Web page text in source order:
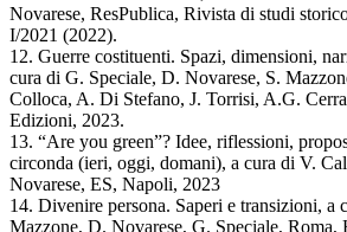
Novarese, ResPublica, Rivista di studi
I/2021 (2022).
12. Guerre costituenti. Spazi, dimensioni,
cura di G. Speciale, D. Novarese, S.
Colloca, A. Di Stefano, J. Torrisi, A.G.
Edizioni, 2023.
13. “Are you green”? Idee, riflessioni,
circonda (ieri, oggi, domani), a cura di V.
Novarese, ES, Napoli, 2023
14. Divenire persona. Saperi e transizioni, a
Mazzone, D. Novarese, G. Speciale, Roma,